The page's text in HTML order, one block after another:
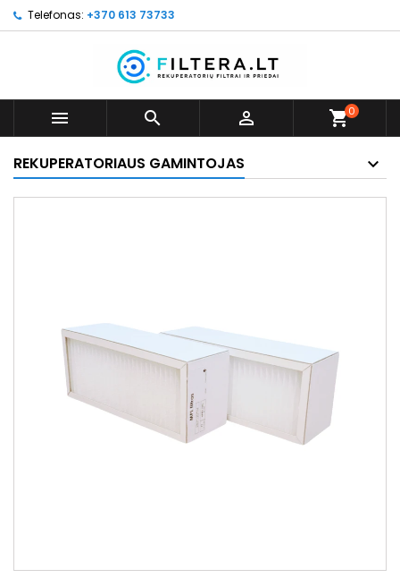
Telefonas: +370 613 73733
   shopping_cart0
REKUPERATORIAUS GAMINTOJAS